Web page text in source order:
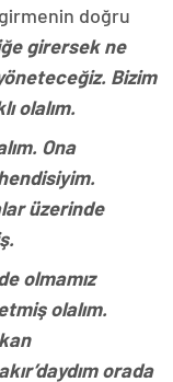
doğru
girersek ne
Bizim
olalım.
Ona
üzerinde
olmamız
olalım.
orada